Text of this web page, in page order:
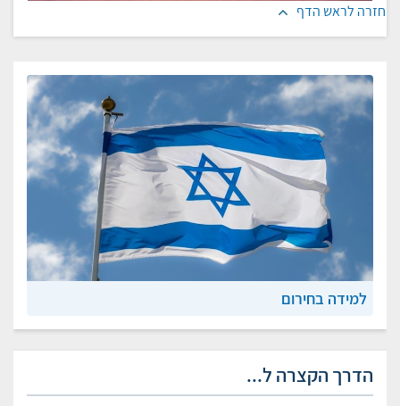
חזרה לראש הדף
למידה בחירום
הדרך הקצרה ל...